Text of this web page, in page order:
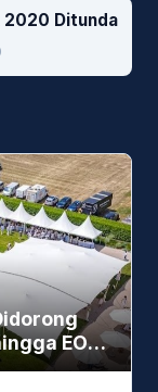
2020 Ditunda
EO